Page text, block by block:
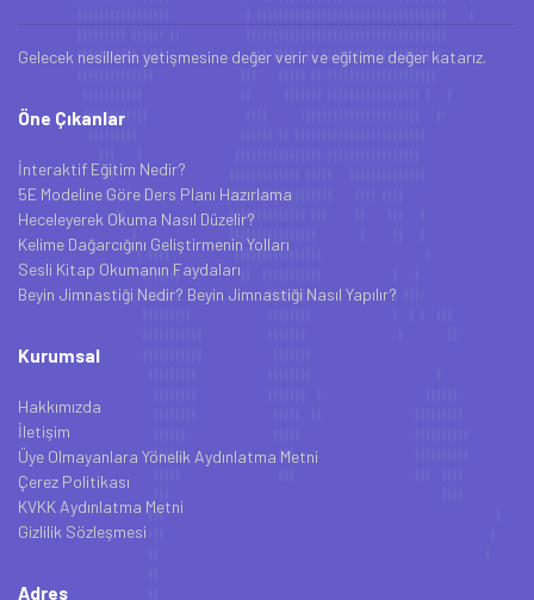
Gelecek nesillerin yetişmesine değer verir ve eğitime değer katarız.
Öne Çıkanlar
İnteraktif Eğitim Nedir?
5E Modeline Göre Ders Planı Hazırlama
Heceleyerek Okuma Nasıl Düzelir?
Kelime Dağarcığını Geliştirmenin Yolları
Sesli Kitap Okumanın Faydaları
Beyin Jimnastiği Nedir? Beyin Jimnastiği Nasıl Yapılır?
Kurumsal
Hakkımızda
İletişim
Üye Olmayanlara Yönelik Aydınlatma Metni
Çerez Politikası
KVKK Aydınlatma Metni
Gizlilik Sözleşmesi
Adres